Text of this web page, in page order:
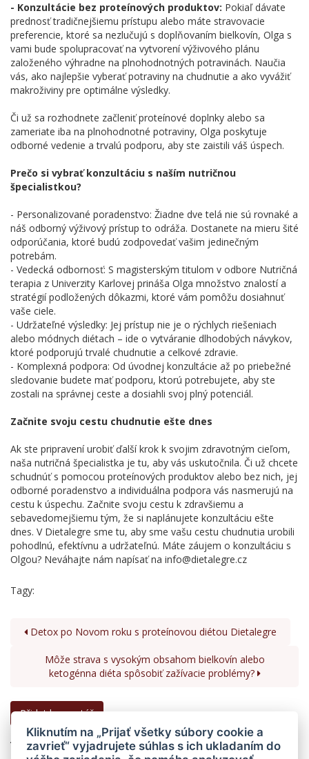
- Konzultácie bez proteínových produktov: Pokiaľ dávate
prednosť tradičnejšiemu prístupu alebo máte stravovacie
preferencie, ktoré sa nezlučujú s doplňovaním bielkovín, Olga s
vami bude spolupracovať na vytvorení výživového plánu
založeného výhradne na plnohodnotných potravinách. Naučia
vás, ako najlepšie vyberať potraviny na chudnutie a ako vyvážiť
makroživiny pre optimálne výsledky.
Či už sa rozhodnete začleniť proteínové doplnky alebo sa
zameriate iba na plnohodnotné potraviny, Olga poskytuje
odborné vedenie a trvalú podporu, aby ste zaistili váš úspech.
Prečo si vybrať konzultáciu s naším nutričnou
špecialistkou?
- Personalizované poradenstvo: Žiadne dve telá nie sú rovnaké a
náš odborný výživový prístup to odráža. Dostanete na mieru šité
odporúčania, ktoré budú zodpovedať vašim jedinečným
potrebám.
- Vedecká odbornosť: S magisterským titulom v odbore Nutričná
terapia z Univerzity Karlovej prináša Olga množstvo znalostí a
stratégií podložených dôkazmi, ktoré vám pomôžu dosiahnuť
vaše ciele.
- Udržateľné výsledky: Jej prístup nie je o rýchlych riešeniach
alebo módnych diétach – ide o vytváranie dlhodobých návykov,
ktoré podporujú trvalé chudnutie a celkové zdravie.
- Komplexná podpora: Od úvodnej konzultácie až po priebežné
sledovanie budete mať podporu, ktorú potrebujete, aby ste
zostali na správnej ceste a dosiahli svoj plný potenciál.
Začnite svoju cestu chudnutie ešte dnes
Ak ste pripravení urobiť ďalší krok k svojim zdravotným cieľom,
naša nutričná špecialistka je tu, aby vás uskutočnila. Či už chcete
schudnúť s pomocou proteínových produktov alebo bez nich, jej
odborné poradenstvo a individuálna podpora vás nasmerujú na
cestu k úspechu. Začnite svoju cestu k zdravšiemu a
sebavedomejšiemu tým, že si naplánujete konzultáciu ešte
dnes. V Dietalegre sme tu, aby sme vašu cestu chudnutia urobili
pohodlnú, efektívnu a udržateľnú. Máte záujem o konzultáciu s
Olgou? Neváhajte nám napísať na info@dietalegre.cz
Tagy:
Detox po Novom roku s proteínovou diétou Dietalegre
Môže strava s vysokým obsahom bielkovín alebo
ketogénna diéta spôsobiť zažívacie problémy?
Zatím nebyl vložen žádný komentář.
Kliknutím na „Prijať všetky súbory cookie a
zavrieť“ vyjadrujete súhlas s ich ukladaním do